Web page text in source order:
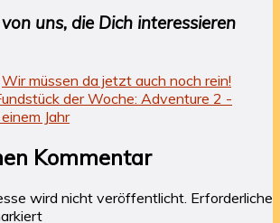
uns, die Dich interessieren
Wir müssen da jetzt auch noch rein!
der Woche: Adventure 2 -
Jahr
Kommentar
wird nicht veröffentlicht. Erforderliche